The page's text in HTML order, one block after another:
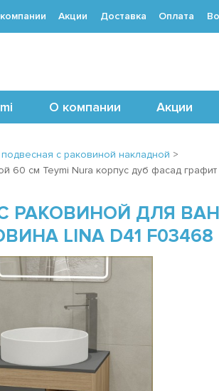
+7 (495) 488-71-24
О компании Акции
Акции Доставка Оплата
с раковиной накладной >
60 см Teymi Nura корпус дуб фасад
ДЛЯ
LINA D41 F03468